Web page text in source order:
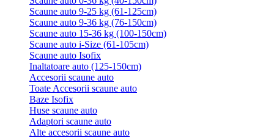
Scaune auto 9-25 kg (61-125cm)
Scaune auto 9-36 kg (76-150cm)
Scaune auto 15-36 kg (100-150cm)
Scaune auto i-Size (61-105cm)
Scaune auto Isofix
Inaltatoare auto (125-150cm)
Accesorii scaune auto
Toate Accesorii scaune auto
Baze Isofix
Huse scaune auto
Adaptori scaune auto
Alte accesorii scaune auto